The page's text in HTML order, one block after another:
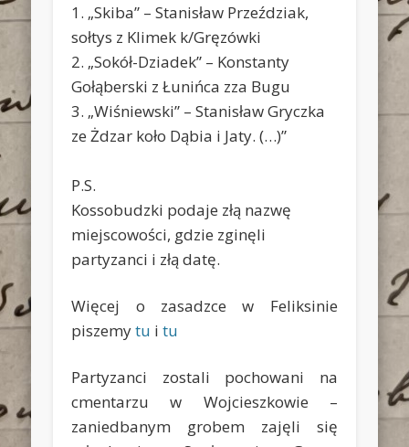
1. „Skiba” – Stanisław Przeździak,
sołtys z Klimek k/Gręzówki
2. „Sokół-Dziadek” – Konstanty
Gołąberski z Łunińca zza Bugu
3. „Wiśniewski” – Stanisław Gryczka
ze Żdzar koło Dąbia i Jaty. (…)”
P.S.
Kossobudzki podaje złą nazwę
miejscowości, gdzie zginęli
partyzanci i złą datę.
Więcej o zasadzce w Feliksinie
piszemytu itu
Partyzanci zostali pochowani na
cmentarzu w Wojcieszkowie –
zaniedbanym grobem zajęli się